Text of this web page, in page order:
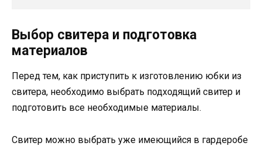
Выбор свитера и подготовка
материалов
Перед тем, как приступить к изготовлению юбки из
свитера, необходимо выбрать подходящий свитер и
подготовить все необходимые материалы.
Свитер можно выбрать уже имеющийся в гардеробе